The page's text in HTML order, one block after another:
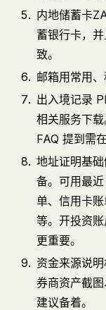
内地储蓄卡
蓄银行卡，
致。
邮箱用常用、
出入境记录
相关服务下
FAQ 提到需
地址证明基
备。可用最
单、信用卡
等。开投资
更重要。
资金来源说
券商资产截
建议备着。